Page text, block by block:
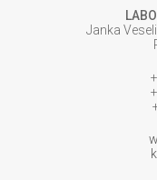
Janka